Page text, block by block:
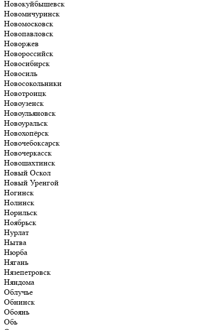
Новокуйбышевск
Новомичуринск
Новомосковск
Новопавловск
Новоржев
Новороссийск
Новосибирск
Новосиль
Новосокольники
Новотроицк
Новоузенск
Новоульяновск
Новоуральск
Новохопёрск
Новочебоксарск
Новочеркасск
Новошахтинск
Новый Оскол
Новый Уренгой
Ногинск
Нолинск
Норильск
Ноябрьск
Нурлат
Нытва
Нюрба
Нягань
Нязепетровск
Няндома
Облучье
Обнинск
Обоянь
Обь